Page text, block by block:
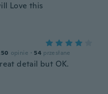
Love this
opinie · 54 przesłane
detail but OK.